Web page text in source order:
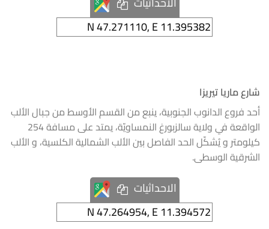
شارع ماريا تيريزا
أحد فروع الدانوب الجنوبية، ينبع من القسم الأوسط من جبال الألب
الواقعة في ولاية سالزبورغ النمساويّة، يمتد على مسافة 254
كيلومتر و يُشكّل الحد الفاصل بين الألب الشمالية الكلسية، و الألب
الشرقية الوسطى.
الاحداثيات